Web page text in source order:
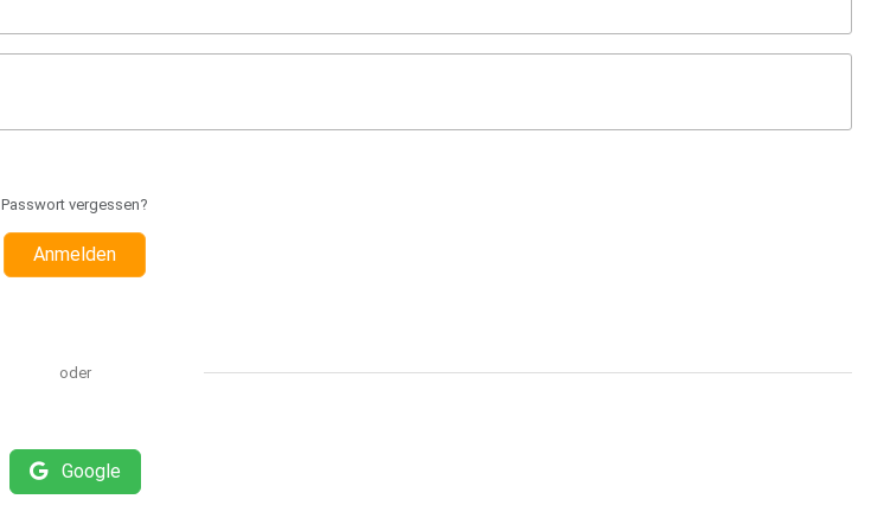
Passwort vergessen?
Anmelden
oder
Google